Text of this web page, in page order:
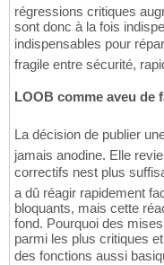
régressions critiques
sont donc à la fois
indispensables pour
fragile entre sécurité,
LOOB comme aveu de
La décision de publier
jamais anodine. Elle
correctifs nest plus
a dû réagir rapidement
bloquants, mais cette
fond. Pourquoi des
parmi les plus critiques
des fonctions aussi